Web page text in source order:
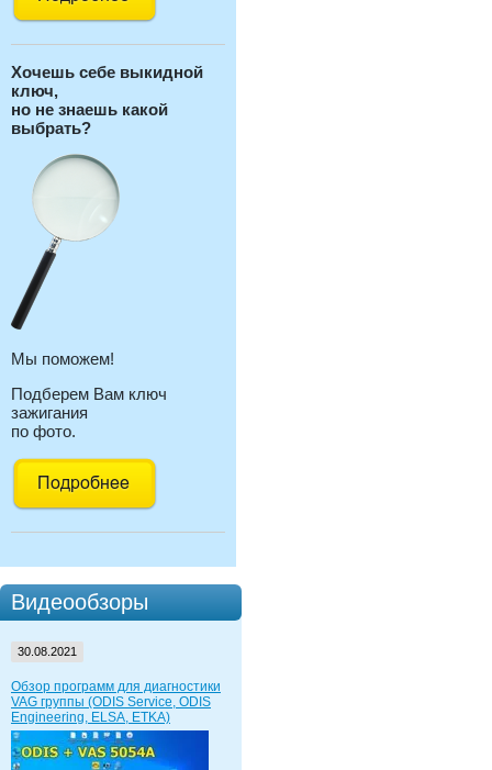
Хочешь себе выкидной
ключ,
но не знаешь какой
выбрать?
Мы поможем!
Подберем Вам ключ
зажигания
по фото.
Видеообзоры
30.08.2021
Обзор программ для диагностики
VAG группы (ODIS Service, ODIS
Engineering, ELSA, ETKA)